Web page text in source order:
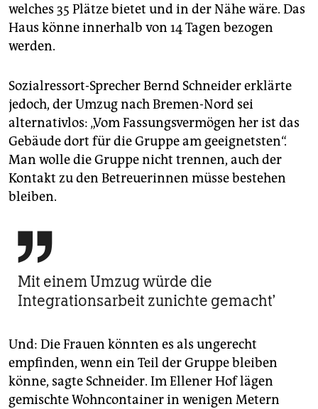
welches 35 Plätze bietet und in der Nähe wäre. Das
Haus könne innerhalb von 14 Tagen bezogen
werden.
Sozialressort-Sprecher Bernd Schneider erklärte
jedoch, der Umzug nach Bremen-Nord sei
alternativlos: „Vom Fassungsvermögen her ist das
Gebäude dort für die Gruppe am geeignetsten“.
Man wolle die Gruppe nicht trennen, auch der
Kontakt zu den Betreuerinnen müsse bestehen
bleiben.

Mit einem Umzug würde die
Integrationsarbeit zunichte gemacht'
Und: Die Frauen könnten es als ungerecht
empfinden, wenn ein Teil der Gruppe bleiben
könne, sagte Schneider. Im Ellener Hof lägen
gemischte Wohncontainer in wenigen Metern